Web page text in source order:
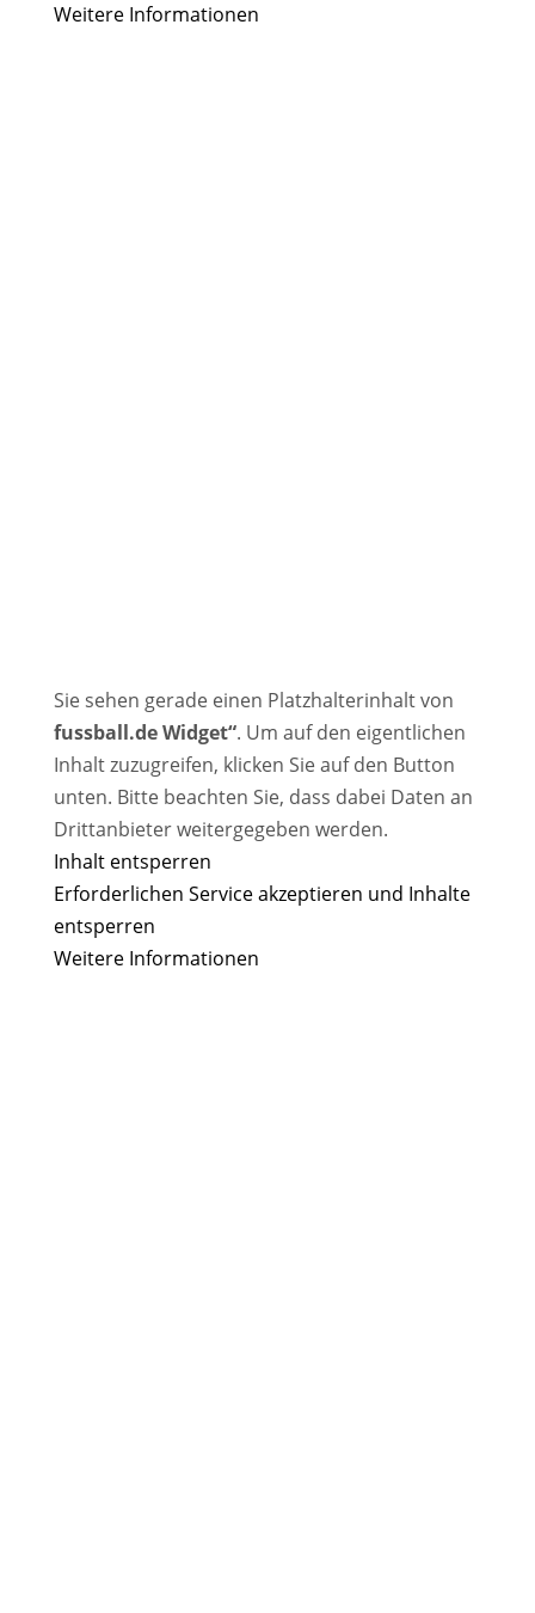
Weitere Informationen
Sie sehen gerade einen Platzhalterinhalt von
fussball.de Widget“. Um auf den eigentlichen
Inhalt zuzugreifen, klicken Sie auf den Button
unten. Bitte beachten Sie, dass dabei Daten an
Drittanbieter weitergegeben werden.
Inhalt entsperren
Erforderlichen Service akzeptieren und Inhalte
entsperren
Weitere Informationen